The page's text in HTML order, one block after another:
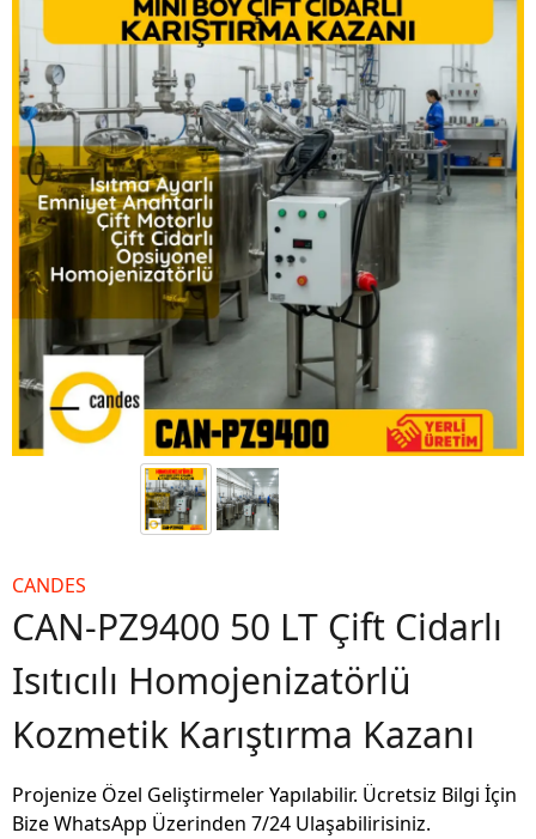
CANDES
CAN-PZ9400 50 LT Çift Cidarlı
Isıtıcılı Homojenizatörlü
Kozmetik Karıştırma Kazanı
Projenize Özel Geliştirmeler Yapılabilir. Ücretsiz Bilgi İçin
Bize WhatsApp Üzerinden 7/24 Ulaşabilirisiniz.